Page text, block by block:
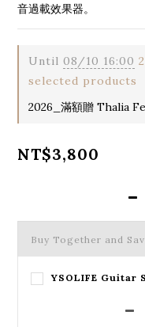
音過載效果器。
Until 08/10 16:00
selected products
2026_滿額贈 Thalia
NT$3,800
Buy Together and
YSOLIFE Guitar